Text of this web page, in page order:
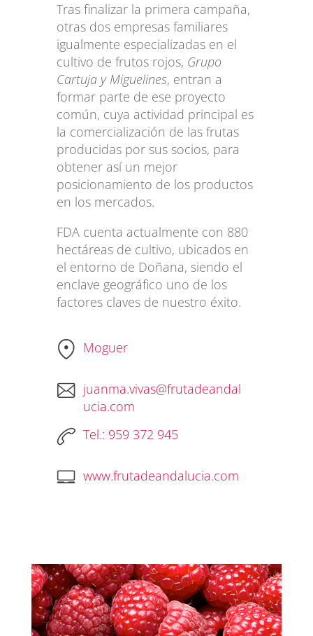
Tras finalizar la primera campaña,
otras dos empresas familiares
igualmente especializadas en el
cultivo de frutos rojos, Grupo
Cartuja y Miguelines, entran a
formar parte de ese proyecto
común, cuya actividad principal es
la comercialización de las frutas
producidas por sus socios, para
obtener así un mejor
posicionamiento de los productos
en los mercados.
FDA cuenta actualmente con 880
hectáreas de cultivo, ubicados en
el entorno de Doñana, siendo el
enclave geográfico uno de los
factores claves de nuestro éxito.
Moguer
juanma.vivas@frutadeandal
ucia.com
Tel.: 959 372 945
www.frutadeandalucia.com